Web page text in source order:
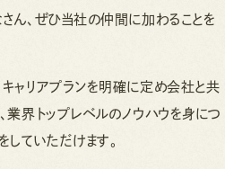
ん、ぜひ当社の仲間に加わることを
ャリアプランを明確に定め会社と共
業界トップレベルのノウハウを身につ
していただけます。